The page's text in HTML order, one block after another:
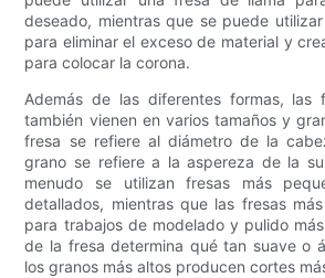
deseado, mientras que se puede
para eliminar el exceso de material y
para colocar la corona.
Además de las diferentes formas, las
también vienen en varios tamaños y
fresa se refiere al diámetro de la
grano se refiere a la aspereza de la
menudo se utilizan fresas más
detallados, mientras que las fresas
para trabajos de modelado y pulido
de la fresa determina qué tan suave o
los granos más altos producen cortes